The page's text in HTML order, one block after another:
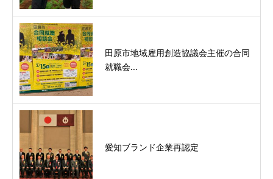
田原市地域雇用創造協議会主催の合同
就職会...
愛知ブランド企業再認定